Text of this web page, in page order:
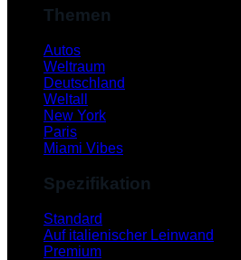
Themen
Autos
Weltraum
Deutschland
Weltall
New York
Paris
Miami Vibes
Spezifikation
Standard
Auf italienischer Leinwand
Premium